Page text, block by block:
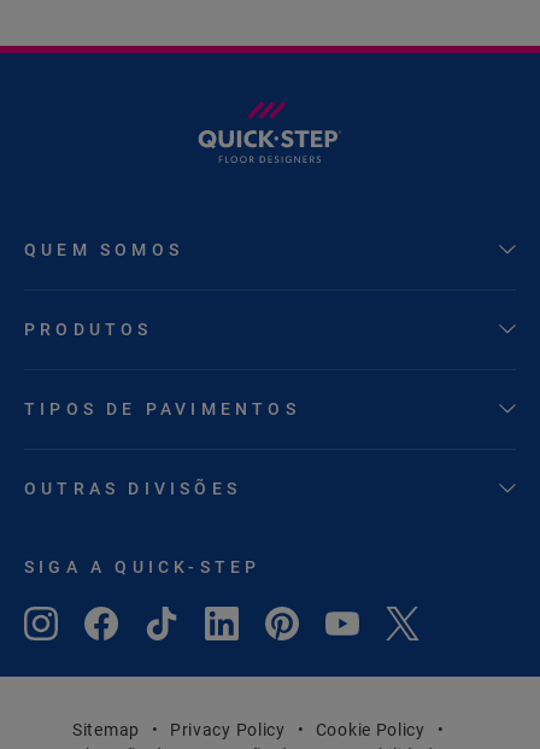
QUEM SOMOS
PRODUTOS
TIPOS DE PAVIMENTOS
OUTRAS DIVISÕES
SIGA A QUICK-STEP
Sitemap Privacy Policy
Cookie Policy